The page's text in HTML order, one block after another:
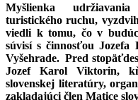
Myšlienka
turistického ruchu,
viedli k tomu, čo v
súvisí s činnosťou
Vyšehrade. Pred
Jozef Karol Viktorin,
slovenskej literatúry,
zakladajúci člen Matice